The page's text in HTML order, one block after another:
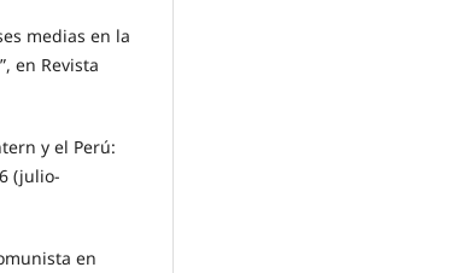
medias en la
en Revista
y el Perú:
(julio-
en